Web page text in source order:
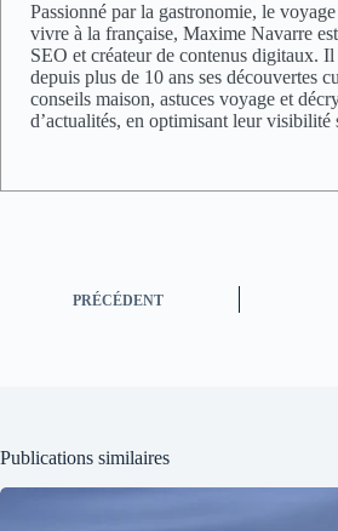
Passionné par la gastronomie, le voyage
vivre à la française, Maxime Navarre
SEO et créateur de contenus digitaux. Il
depuis plus de 10 ans ses découvertes
conseils maison, astuces voyage et
d’actualités, en optimisant leur visibilité
PRÉCÉDENT
Publications similaires